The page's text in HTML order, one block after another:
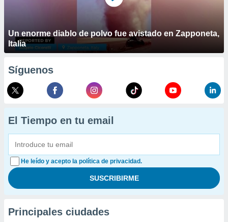
Un enorme diablo de polvo fue avistado en Zapponeta,
Italia
Síguenos
El Tiempo en tu email
He leído y acepto la política de privacidad.
Principales ciudades